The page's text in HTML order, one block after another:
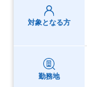
対象となる方
勤務地